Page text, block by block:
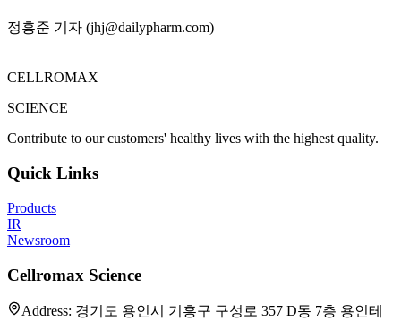
정흥준 기자 (jhj@dailypharm.com)
CELLROMAX
SCIENCE
Contribute to our customers' healthy lives with the highest quality.
Quick Links
Products
IR
Newsroom
Cellromax Science
Address: 경기도 용인시 기흥구 구성로 357 D동 7층 용인테